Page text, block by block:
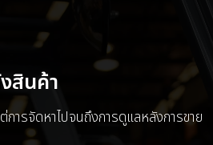
สินค้า
ารจัดหาไปจนถึงการดูแลหลังการขาย